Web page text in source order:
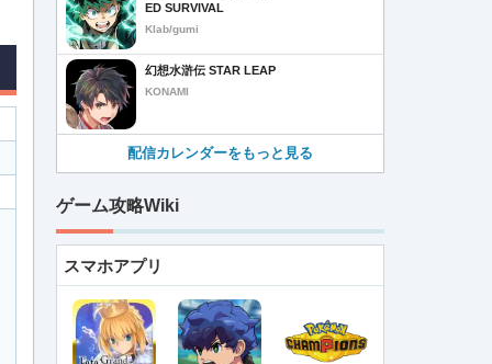
ED SURVIVAL
Klab/gumi
幻想水滸伝 STAR LEAP
KONAMI
配信カレンダーをもっと見る
ゲーム攻略Wiki
スマホアプリ